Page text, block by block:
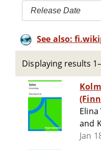
Release Date
See also:
Displaying results
Kolme :
and
Jan